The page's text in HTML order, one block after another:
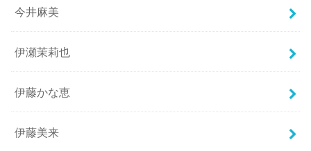
今井麻美
伊瀬茉莉也
伊藤かな恵
伊藤美来